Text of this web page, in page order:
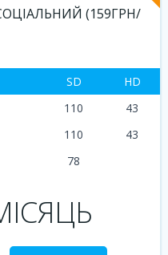
(159ГРН/
SD
HD
110
43
110
43
78